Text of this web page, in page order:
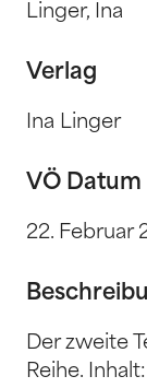
Linger, Ina
Verlag
Ina Linger
VÖ Datum
22. Februar
Der zweite
Reihe.